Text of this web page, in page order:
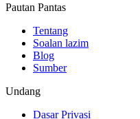
Pautan Pantas
Tentang
Soalan lazim
Blog
Sumber
Undang
Dasar Privasi